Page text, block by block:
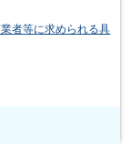
者等に求められる具